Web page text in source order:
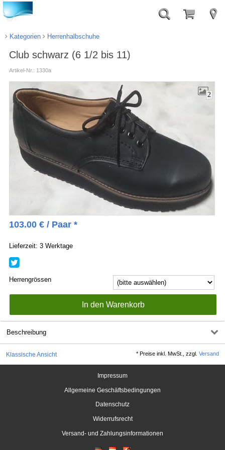
Kategorien Herrenhalbschuhe
Club schwarz (6 1/2 bis 11)
Artikel-Nr.: 1330a
2
103.00 €/ Paar *
Lieferzeit: 3 Werktage
Herrengrössen
Beschreibung
Klassische Ansicht *Preise inkl. MwSt., zzgl.Versand
Impressum
Allgemeine Geschäftsbedingungen
Datenschutz
Widerrufsrecht
Versand- und Zahlungsinformationen